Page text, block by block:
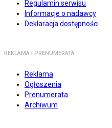
Regulamin serwisu
Informacje o nadawcy
Deklaracja dostępności
REKLAMA I PRENUMERATA
Reklama
Ogłoszenia
Prenumerata
Archiwum